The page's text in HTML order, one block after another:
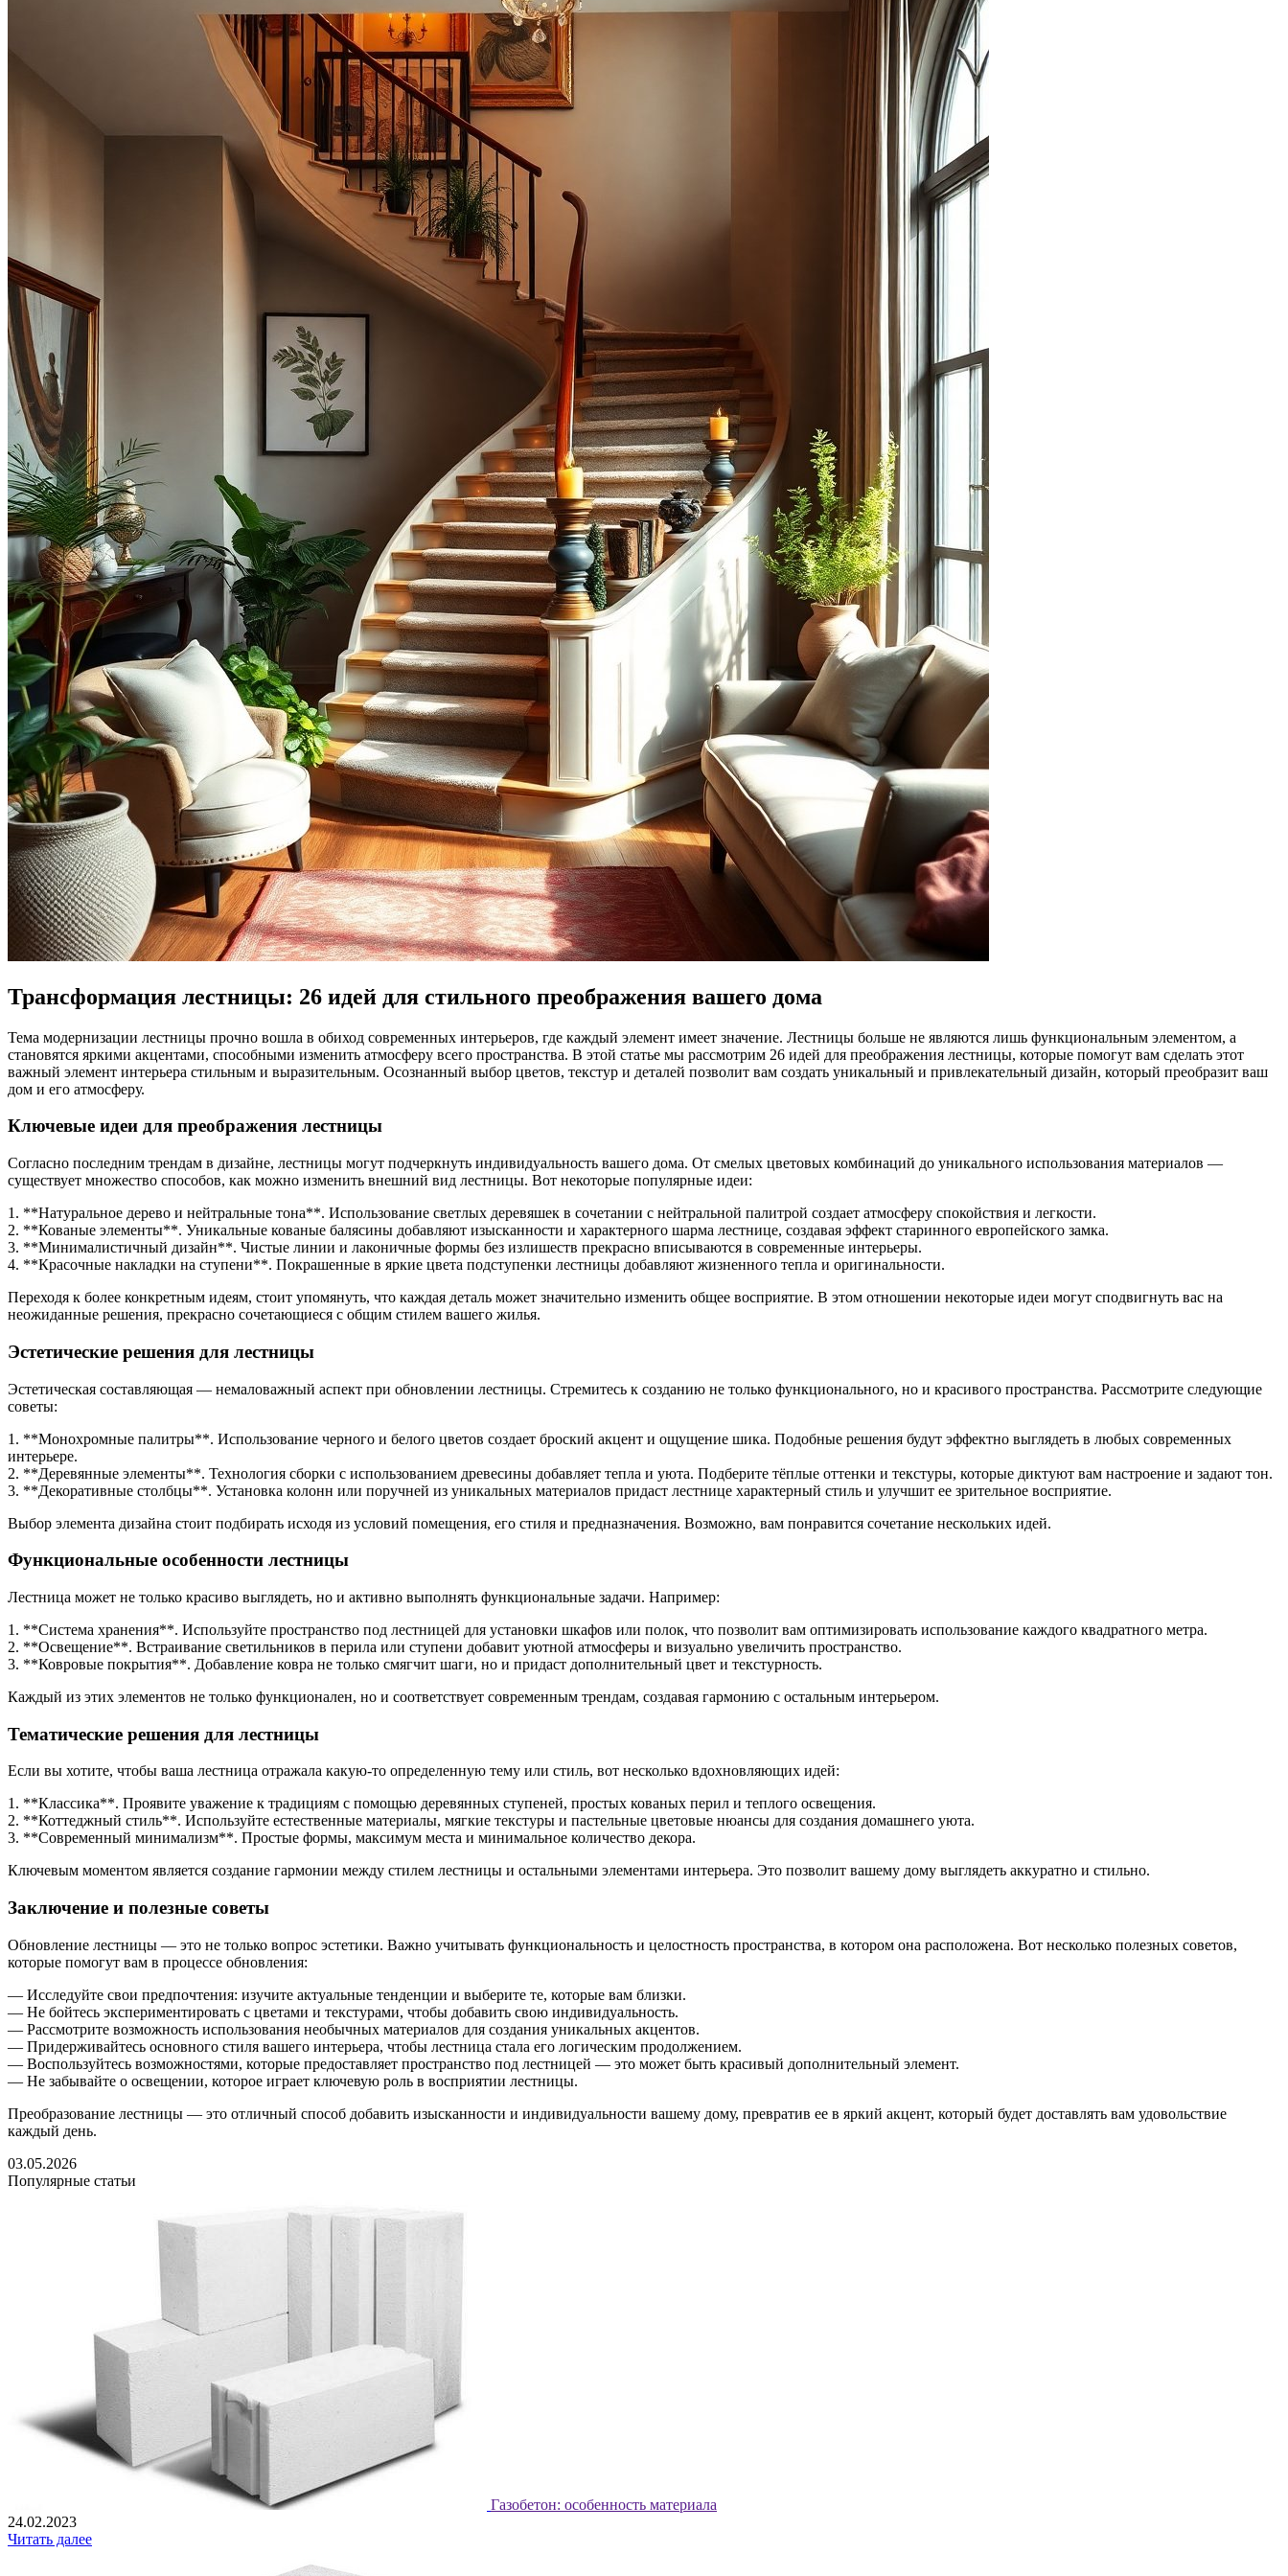
Трансформация лестницы: 26 идей для стильного преображения вашего дома
Тема модернизации лестницы прочно вошла в обиход современных интерьеров, где каждый элемент имеет значение. Лестницы больше не являются лишь функциональным элементом, а
становятся яркими акцентами, способными изменить атмосферу всего пространства. В этой статье мы рассмотрим 26 идей для преображения лестницы, которые помогут вам сделать этот
важный элемент интерьера стильным и выразительным. Осознанный выбор цветов, текстур и деталей позволит вам создать уникальный и привлекательный дизайн, который преобразит ваш
дом и его атмосферу.
Ключевые идеи для преображения лестницы
Согласно последним трендам в дизайне, лестницы могут подчеркнуть индивидуальность вашего дома. От смелых цветовых комбинаций до уникального использования материалов —
существует множество способов, как можно изменить внешний вид лестницы. Вот некоторые популярные идеи:
1. **Натуральное дерево и нейтральные тона**. Использование светлых деревяшек в сочетании с нейтральной палитрой создает атмосферу спокойствия и легкости.
2. **Кованые элементы**. Уникальные кованые балясины добавляют изысканности и характерного шарма лестнице, создавая эффект старинного европейского замка.
3. **Минималистичный дизайн**. Чистые линии и лаконичные формы без излишеств прекрасно вписываются в современные интерьеры.
4. **Красочные накладки на ступени**. Покрашенные в яркие цвета подступенки лестницы добавляют жизненного тепла и оригинальности.
Переходя к более конкретным идеям, стоит упомянуть, что каждая деталь может значительно изменить общее восприятие. В этом отношении некоторые идеи могут сподвигнуть вас на
неожиданные решения, прекрасно сочетающиеся с общим стилем вашего жилья.
Эстетические решения для лестницы
Эстетическая составляющая — немаловажный аспект при обновлении лестницы. Стремитесь к созданию не только функционального, но и красивого пространства. Рассмотрите следующие
советы:
1. **Монохромные палитры**. Использование черного и белого цветов создает броский акцент и ощущение шика. Подобные решения будут эффектно выглядеть в любых современных
интерьере.
2. **Деревянные элементы**. Технология сборки с использованием древесины добавляет тепла и уюта. Подберите тёплые оттенки и текстуры, которые диктуют вам настроение и задают тон.
3. **Декоративные столбцы**. Установка колонн или поручней из уникальных материалов придаст лестнице характерный стиль и улучшит ее зрительное восприятие.
Выбор элемента дизайна стоит подбирать исходя из условий помещения, его стиля и предназначения. Возможно, вам понравится сочетание нескольких идей.
Функциональные особенности лестницы
Лестница может не только красиво выглядеть, но и активно выполнять функциональные задачи. Например:
1. **Система хранения**. Используйте пространство под лестницей для установки шкафов или полок, что позволит вам оптимизировать использование каждого квадратного метра.
2. **Освещение**. Встраивание светильников в перила или ступени добавит уютной атмосферы и визуально увеличить пространство.
3. **Ковровые покрытия**. Добавление ковра не только смягчит шаги, но и придаст дополнительный цвет и текстурность.
Каждый из этих элементов не только функционален, но и соответствует современным трендам, создавая гармонию с остальным интерьером.
Тематические решения для лестницы
Если вы хотите, чтобы ваша лестница отражала какую-то определенную тему или стиль, вот несколько вдохновляющих идей:
1. **Классика**. Проявите уважение к традициям с помощью деревянных ступеней, простых кованых перил и теплого освещения.
2. **Коттеджный стиль**. Используйте естественные материалы, мягкие текстуры и пастельные цветовые нюансы для создания домашнего уюта.
3. **Современный минимализм**. Простые формы, максимум места и минимальное количество декора.
Ключевым моментом является создание гармонии между стилем лестницы и остальными элементами интерьера. Это позволит вашему дому выглядеть аккуратно и стильно.
Заключение и полезные советы
Обновление лестницы — это не только вопрос эстетики. Важно учитывать функциональность и целостность пространства, в котором она расположена. Вот несколько полезных советов,
которые помогут вам в процессе обновления:
— Исследуйте свои предпочтения: изучите актуальные тенденции и выберите те, которые вам близки.
— Не бойтесь экспериментировать с цветами и текстурами, чтобы добавить свою индивидуальность.
— Рассмотрите возможность использования необычных материалов для создания уникальных акцентов.
— Придерживайтесь основного стиля вашего интерьера, чтобы лестница стала его логическим продолжением.
— Воспользуйтесь возможностями, которые предоставляет пространство под лестницей — это может быть красивый дополнительный элемент.
— Не забывайте о освещении, которое играет ключевую роль в восприятии лестницы.
Преобразование лестницы — это отличный способ добавить изысканности и индивидуальности вашему дому, превратив ее в яркий акцент, который будет доставлять вам удовольствие
каждый день.
03.05.2026
Популярные статьи
Газобетон: особенность материала
24.02.2023
Читать далее